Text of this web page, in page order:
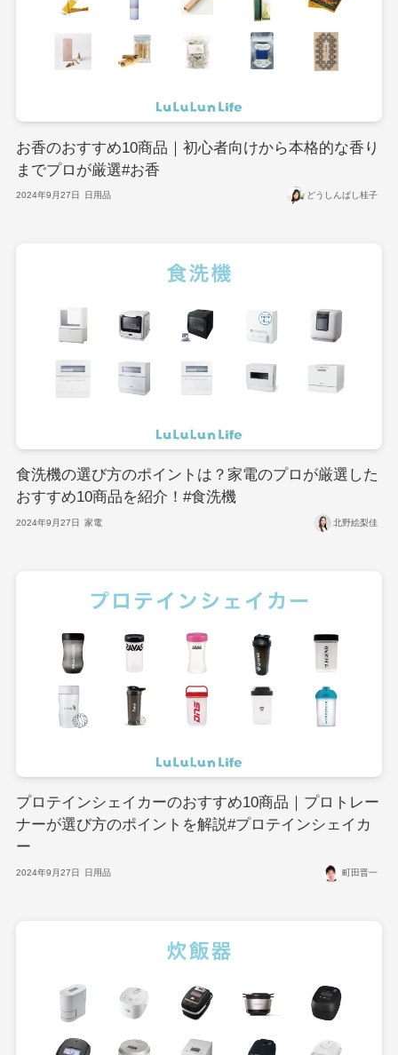
お香のおすすめ10商品｜初心者向けから本格的な香り
までプロが厳選#お香
2024年9月27日 日用品 どうしんばし桂子
食洗機の選び方のポイントは？家電のプロが厳選した
おすすめ10商品を紹介！#食洗機
2024年9月27日 家電 北野絵梨佳
プロテインシェイカーのおすすめ10商品｜プロトレー
ナーが選び方のポイントを解説#プロテインシェイカ
ー
2024年9月27日 日用品 町田晋一